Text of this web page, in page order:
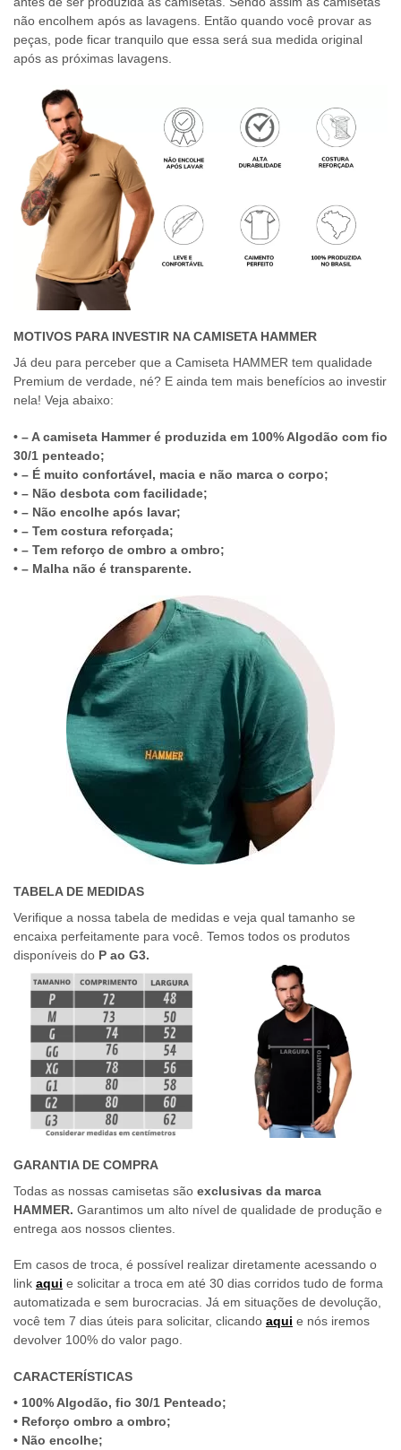
não encolhem após as lavagens. Então quando você provar as
peças, pode ficar tranquilo que essa será sua medida original
após as próximas lavagens.
MOTIVOS PARA INVESTIR NA CAMISETA HAMMER
Já deu para perceber que a Camiseta HAMMER tem qualidade
Premium de verdade, né? E ainda tem mais benefícios ao investir
nela! Veja abaixo:
• – A camiseta Hammer é produzida em 100% Algodão com fio
30/1 penteado;
• – É muito confortável, macia e não marca o corpo;
• – Não desbota com facilidade;
• – Não encolhe após lavar;
• – Tem costura reforçada;
• – Tem reforço de ombro a ombro;
• – Malha não é transparente.
TABELA DE MEDIDAS
Verifique a nossa tabela de medidas e veja qual tamanho se
encaixa perfeitamente para você. Temos todos os produtos
disponíveis do P ao G3.
GARANTIA DE COMPRA
Todas as nossas camisetas são exclusivas da marca
HAMMER. Garantimos um alto nível de qualidade de produção e
entrega aos nossos clientes.
Em casos de troca, é possível realizar diretamente acessando o
link aqui e solicitar a troca em até 30 dias corridos tudo de forma
automatizada e sem burocracias. Já em situações de devolução,
você tem 7 dias úteis para solicitar, clicando aqui e nós iremos
devolver 100% do valor pago.
CARACTERÍSTICAS
• 100% Algodão, fio 30/1 Penteado;
• Reforço ombro a ombro;
• Não encolhe;